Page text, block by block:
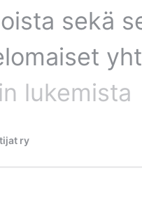
sekä
Kilpapurjehdus
2022
lukemista
ry